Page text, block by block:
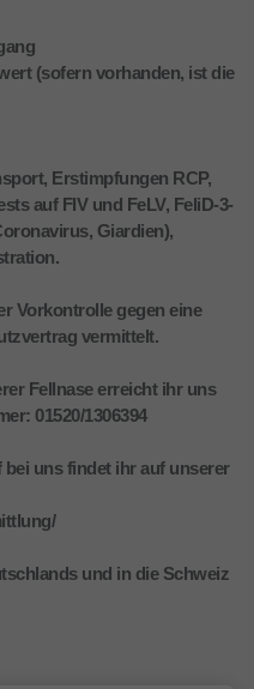
(sofern vorhanden, ist die
Erstimpfungen RCP,
auf FIV und FeLV, FeliD-3-
Giardien),
Vorkontrolle gegen eine
vermittelt.
Fellnase erreicht ihr uns
01520/1306394
uns findet ihr auf unserer
und in die Schweiz